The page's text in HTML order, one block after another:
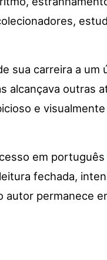
sua carreira a um
alcançava outras
e
em português
fechada,
autor permanece